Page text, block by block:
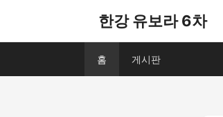
한강 유보라 6차
홈 게시판